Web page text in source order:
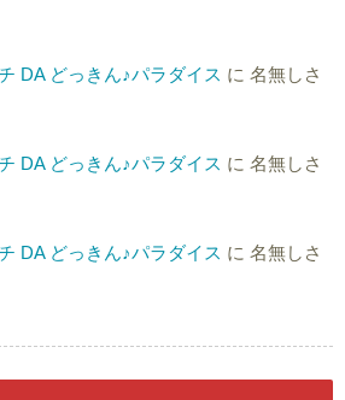
DA どっきん♪パラダイス に 名無しさ
DA どっきん♪パラダイス に 名無しさ
DA どっきん♪パラダイス に 名無しさ